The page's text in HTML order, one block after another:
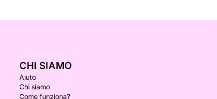
CHI SIAMO
Aiuto
Chi siamo
Come funziona?